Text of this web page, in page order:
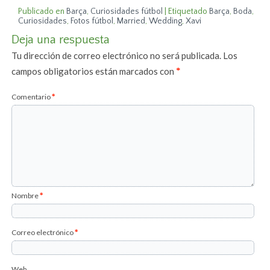
Publicado en Barça, Curiosidades fútbol Etiquetado Barça, Boda,
Curiosidades, Fotos fútbol, Married,Wedding,Xavi
Deja una respuesta
Tu dirección de correo electrónico no será publicada. Los
campos obligatorios están marcados con*
Comentario*
Nombre*
Correo electrónico*